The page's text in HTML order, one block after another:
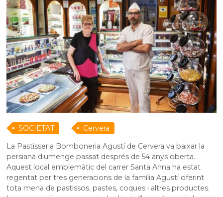
SOCIETAT
Cervera
La Pastisseria Bomboneria Agustí de Cervera va baixar la
persiana diumenge passat després de 54 anys oberta.
Aquest local emblemàtic del carrer Santa Anna ha estat
regentat per tres generacions de la família Agustí oferint
tota mena de pastissos, pastes, coques i altres productes.